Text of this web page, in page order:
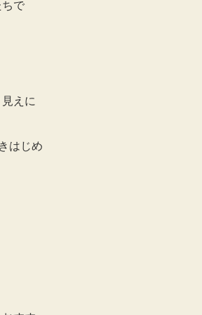
で
えに
はじめ